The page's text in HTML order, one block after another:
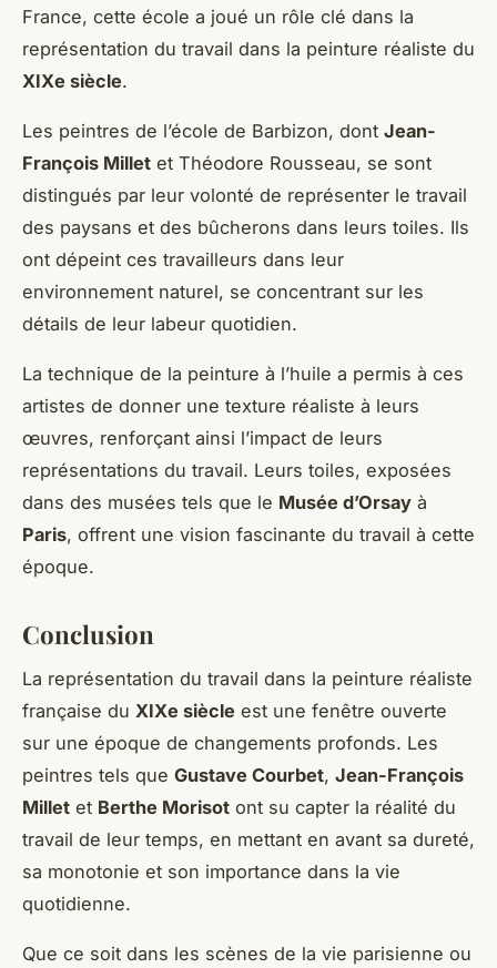
France, cette école a joué un rôle clé dans la
représentation du travail dans la peinture réaliste du
XIXe siècle.
Les peintres de l’école de Barbizon, dont Jean-
François Millet et Théodore Rousseau, se sont
distingués par leur volonté de représenter le travail
des paysans et des bûcherons dans leurs toiles. Ils
ont dépeint ces travailleurs dans leur
environnement naturel, se concentrant sur les
détails de leur labeur quotidien.
La technique de la peinture à l’huile a permis à ces
artistes de donner une texture réaliste à leurs
œuvres, renforçant ainsi l’impact de leurs
représentations du travail. Leurs toiles, exposées
dans des musées tels que le Musée d’Orsay à
Paris, offrent une vision fascinante du travail à cette
époque.
Conclusion
La représentation du travail dans la peinture réaliste
française du XIXe siècle est une fenêtre ouverte
sur une époque de changements profonds. Les
peintres tels que Gustave Courbet, Jean-François
Millet et Berthe Morisot ont su capter la réalité du
travail de leur temps, en mettant en avant sa dureté,
sa monotonie et son importance dans la vie
quotidienne.
Que ce soit dans les scènes de la vie parisienne ou